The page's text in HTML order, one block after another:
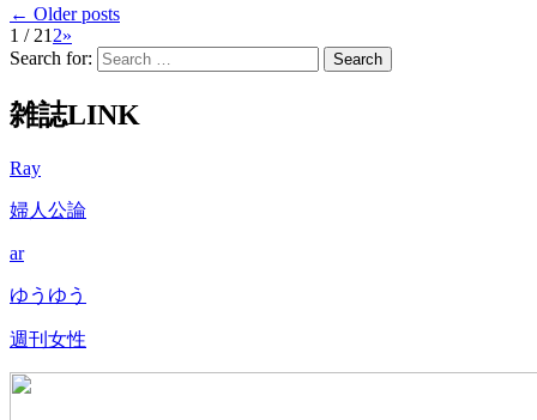
← Older posts
1 / 21 2»
Search for:
雑誌LINK
Ray
婦人公論
ar
ゆうゆう
週刊女性